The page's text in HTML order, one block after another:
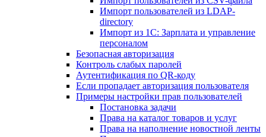
Импорт пользователей из LDAP-
directory
Импорт из 1С: Зарплата и управление
персоналом
Безопасная авторизация
Контроль слабых паролей
Аутентификация по QR-коду
Если пропадает авторизация пользователя
Примеры настройки прав пользователей
Постановка задачи
Права на каталог товаров и услуг
Права на наполнение новостной ленты